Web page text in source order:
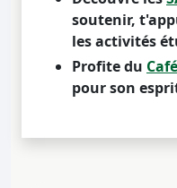
soutenir,
les activités
Profite du
pour son